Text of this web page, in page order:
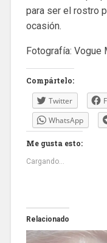
para ser el rostro
ocasión.
Fotografía: Vogue
Compártelo:
Twitter
WhatsApp
Me gusta esto:
Cargando...
Relacionado